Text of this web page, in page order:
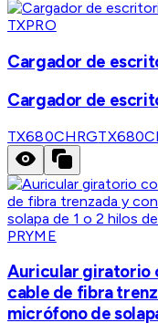
TXPRO
Cargador de
Cargador de
TX680CHRG
PRYME
Auricular giratorio
cable de fibra
micrófono de